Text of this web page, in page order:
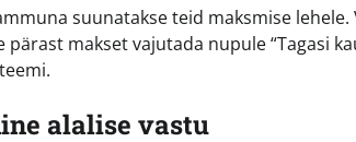
suunatakse teid maksmise
makset vajutada nupule “Tagasi
alalise vastu